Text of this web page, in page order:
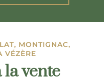
MONTIGNAC,
VÉZÈRE
la vente